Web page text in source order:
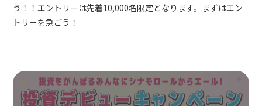
う！！エントリーは先着10,000名限定となります。まずはエン
トリーを急ごう！